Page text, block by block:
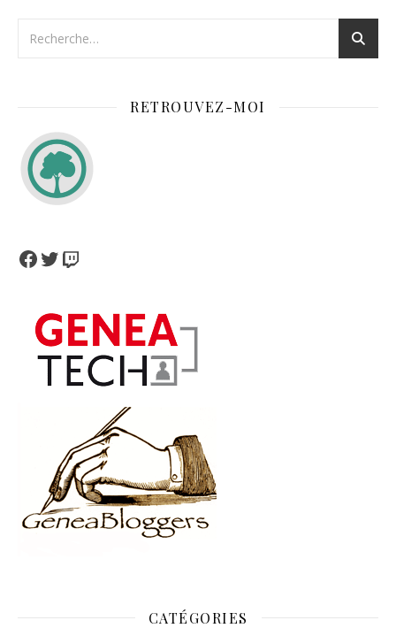
RETROUVEZ-MOI
Facebook
TwitterTwitch
CATÉGORIES